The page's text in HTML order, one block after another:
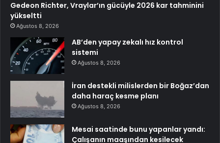
Gedeon Richter, Vraylar’ın gücüyle 2026 kar tahminini
yükseltti
Ağustos 8, 2026
AB’den yapay zekalı hız kontrol
sistemi
Ağustos 8, 2026
İran destekli milislerden bir Boğaz’dan
daha haraç kesme planı
Ağustos 8, 2026
Mesai saatinde bunu yapanlar yandı:
Çalışanın maaşından kesilecek